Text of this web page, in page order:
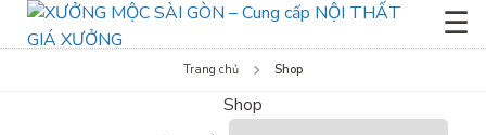
☰
Trang chủ Shop
Shop